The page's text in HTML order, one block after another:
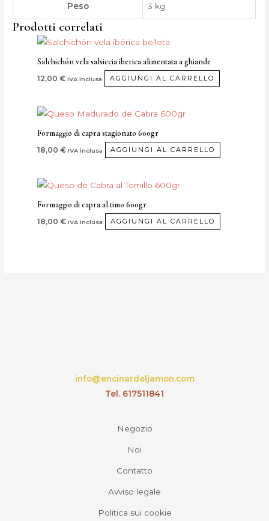
Peso 3 kg
Prodotti correlati
Salchichón vela salsiccia iberica alimentata a ghiande
12,00€ IVA inclusa AGGIUNGI AL CARRELLO
Formaggio di capra stagionato 600gr
18,00€ IVA inclusa AGGIUNGI AL CARRELLO
Formaggio di capra al timo 600gr
18,00€ IVA inclusa AGGIUNGI AL CARRELLO
info@encinardeljamon.com
Tel. 617511841
Negozio
Noi
Contatto
Avviso legale
Politica sui cookie